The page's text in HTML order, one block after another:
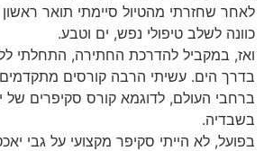
לאחר שחזרתי מהטיול סיימתי תואר ראשון
כוונה לשלב טיפולי נפש, ים וטבע.
ואז, במקביל להדרכת החתירה, התחלתי
בדרך הים. עשיתי הרבה קורסים
ברחבי העולם, לדוגמא קורס סקיפרים של
בשבדיה.
בפועל, לא הייתי סקיפר מקצועי על גבי